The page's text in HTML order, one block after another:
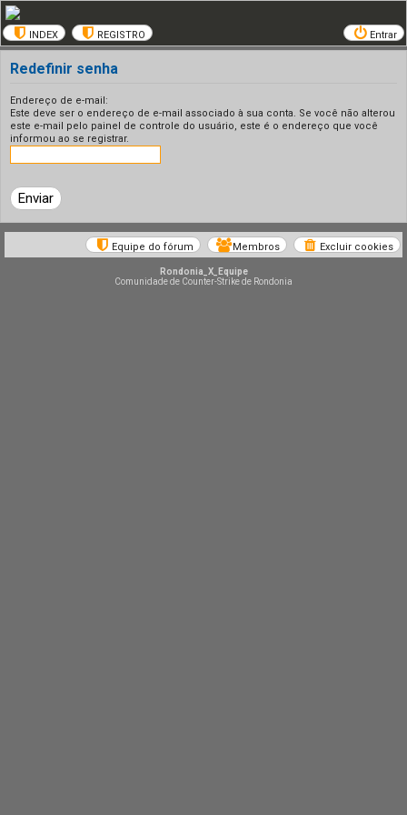
INDEX REGISTRO Entrar
Redefinir senha
Endereço de e-mail:
Este deve ser o endereço de e-mail associado à sua conta. Se você não alterou
este e-mail pelo painel de controle do usuário, este é o endereço que você
informou ao se registrar.
Excluir cookies
Membros
Equipe do fórum
Rondonia_X_Equipe
Comunidade de Counter-Strike de Rondonia